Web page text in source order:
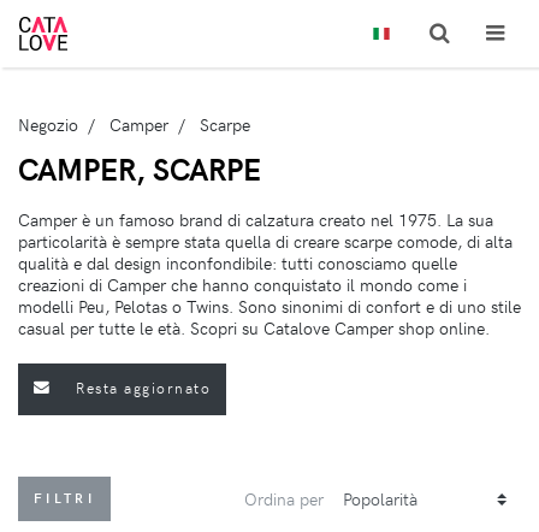
Negozio Camper Scarpe
CAMPER, SCARPE
Camper è un famoso brand di calzatura creato nel 1975. La sua
particolarità è sempre stata quella di creare scarpe comode, di alta
qualità e dal design inconfondibile: tutti conosciamo quelle
creazioni di Camper che hanno conquistato il mondo come i
modelli Peu, Pelotas o Twins. Sono sinonimi di confort e di uno stile
casual per tutte le età. Scopri su Catalove Camper shop online.
Resta aggiornato
FILTRI Ordina per